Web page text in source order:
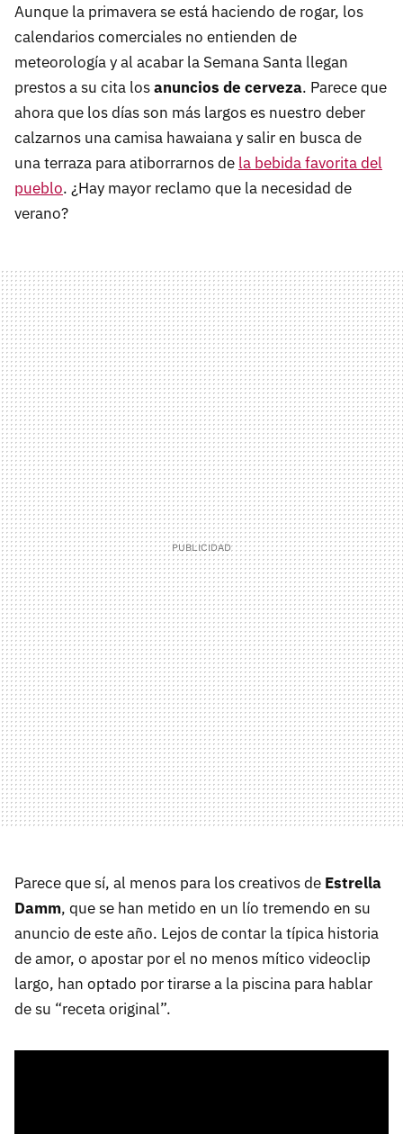
Aunque la primavera se está haciendo de rogar, los
calendarios comerciales no entienden de
meteorología y al acabar la Semana Santa llegan
prestos a su cita losanuncios de cerveza. Parece que
ahora que los días son más largos es nuestro deber
calzarnos una camisa hawaiana y salir en busca de
una terraza para atiborrarnos de la bebida favorita del
pueblo. ¿Hay mayor reclamo que la necesidad de
verano?
Parece que sí, al menos para los creativos de Estrella
Damm, que se han metido en un lío tremendo en su
anuncio de este año. Lejos de contar la típica historia
de amor, o apostar por el no menos mítico videoclip
largo, han optado por tirarse a la piscina para hablar
de su “receta original”.